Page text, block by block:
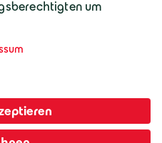
ich bin der